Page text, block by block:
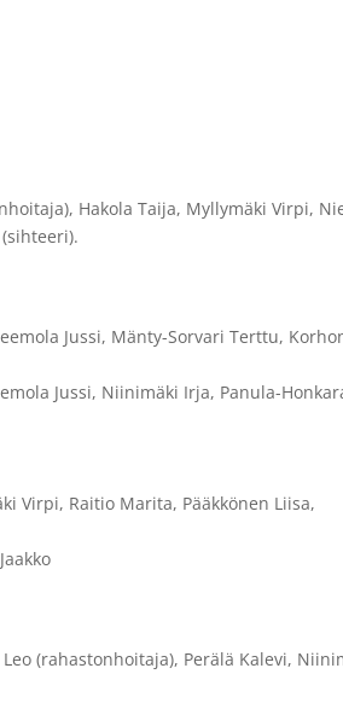
Hakola Taija, Myllymäki Virpi,
Jussi, Mänty-Sorvari Terttu,
Jussi, Niinimäki Irja, Panula-
Virpi, Raitio Marita, Pääkkönen Liisa,
(rahastonhoitaja), Perälä Kalevi,